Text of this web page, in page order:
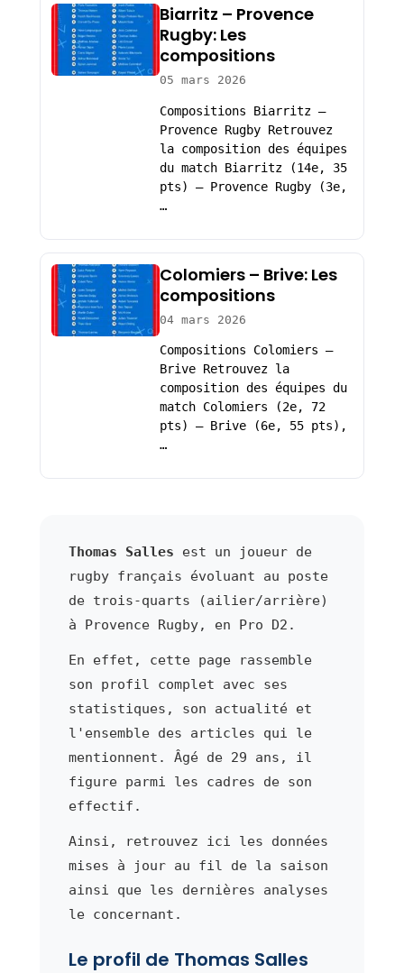
Biarritz – Provence
Rugby: Les
compositions
05 mars 2026
Compositions Biarritz –
Provence Rugby Retrouvez
la composition des équipes
du match Biarritz (14e, 35
pts) – Provence Rugby (3e,
…
Colomiers – Brive: Les
compositions
04 mars 2026
Compositions Colomiers –
Brive Retrouvez la
composition des équipes du
match Colomiers (2e, 72
pts) – Brive (6e, 55 pts),
…
Thomas Salles est un joueur de
rugby français évoluant au poste
de trois-quarts (ailier/arrière)
à Provence Rugby, en Pro D2.
En effet, cette page rassemble
son profil complet avec ses
statistiques, son actualité et
l'ensemble des articles qui le
mentionnent. Âgé de 29 ans, il
figure parmi les cadres de son
effectif.
Ainsi, retrouvez ici les données
mises à jour au fil de la saison
ainsi que les dernières analyses
le concernant.
Le profil de Thomas Salles